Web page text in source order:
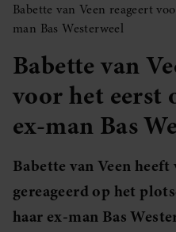
Babette van Veen reageert
man Bas Westerweel
Babette van
voor het eerst
ex-man Bas
Babette van Veen
gereageerd op het
haar ex-man Bas